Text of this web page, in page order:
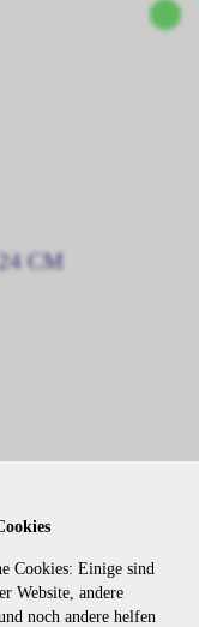
CM
Cookies: Einige sind
Website, andere
noch andere helfen